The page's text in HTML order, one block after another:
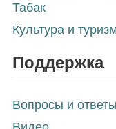
Табак
Культура и
Поддержка
Вопросы и ответы